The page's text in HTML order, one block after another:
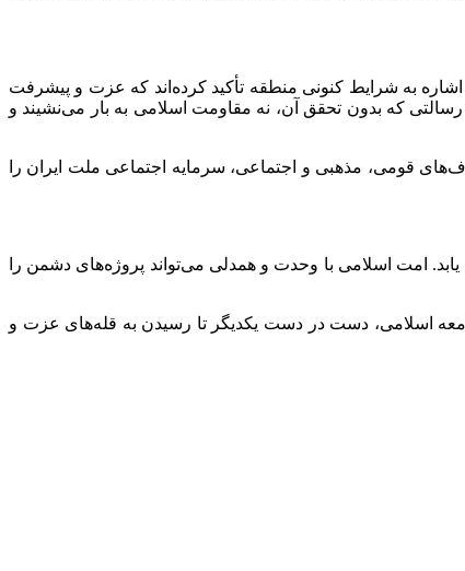
به شرایط کنونی منطقه تأکید کرده‌اند که عزت و پیشرفت
که بدون تحقق آن، نه مقاومت اسلامی به بار می‌نشیند و
قومی، مذهبی و اجتماعی، سرمایه اجتماعی ملت ایران را
امت اسلامی با وحدت و همدلی می‌تواند پروژه‌های دشمن را
اسلامی، دست در دست یکدیگر تا رسیدن به قله‌های عزت و